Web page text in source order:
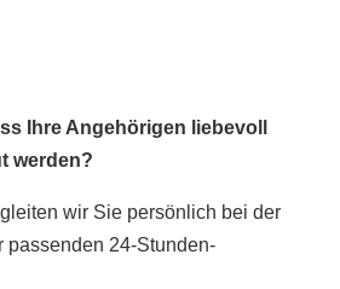
Ihre Angehörigen liebevoll
werden?
wir Sie persönlich bei der
passenden 24-Stunden-